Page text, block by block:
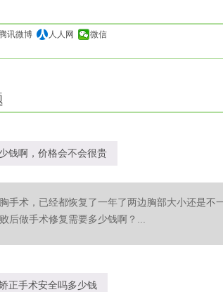
腾讯微博 人人网 微信
钱啊，价格会不会很贵
手术，已经都恢复了一年了两边胸部大小还是不
后做手术修复需要多少钱啊？...
正手术安全吗多少钱